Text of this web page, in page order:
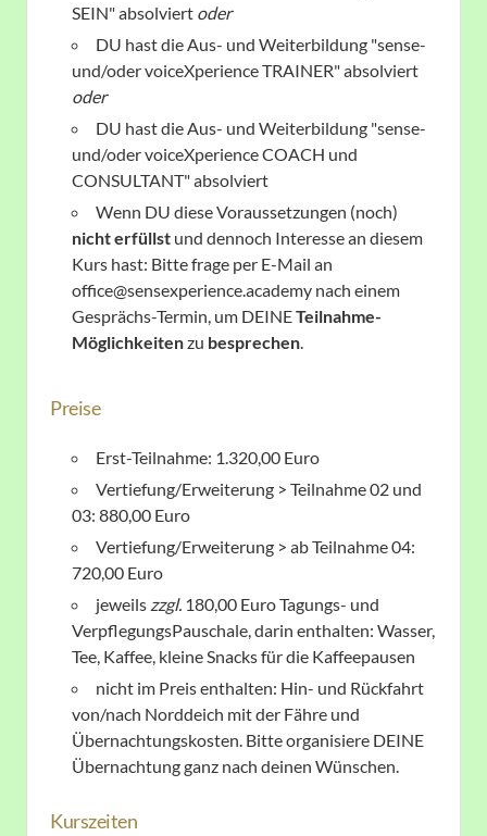
SEIN" absolviert oder
DU hast die Aus- und Weiterbildung "sense-
und/oder voiceXperience TRAINER" absolviert
oder
DU hast die Aus- und Weiterbildung "sense-
und/oder voiceXperience COACH und
CONSULTANT" absolviert
Wenn DU diese Voraussetzungen (noch)
nicht erfüllst und dennoch Interesse an diesem
Kurs hast: Bitte frage per E-Mail an
office@sensexperience.academy nach einem
Gesprächs-Termin, um DEINETeilnahme-
Möglichkeitenzu besprechen.
Preise
Erst-Teilnahme: 1.320,00 Euro
Vertiefung/Erweiterung > Teilnahme 02 und
03: 880,00 Euro
Vertiefung/Erweiterung > ab Teilnahme 04:
720,00 Euro
jeweils zzgl. 180,00 Euro Tagungs- und
VerpflegungsPauschale, darin enthalten: Wasser,
Tee, Kaffee, kleine Snacks für die Kaffeepausen
nicht im Preis enthalten: Hin- und Rückfahrt
von/nach Norddeich mit der Fähre und
Übernachtungskosten. Bitte organisiere DEINE
Übernachtung ganz nach deinen Wünschen.
Kurszeiten